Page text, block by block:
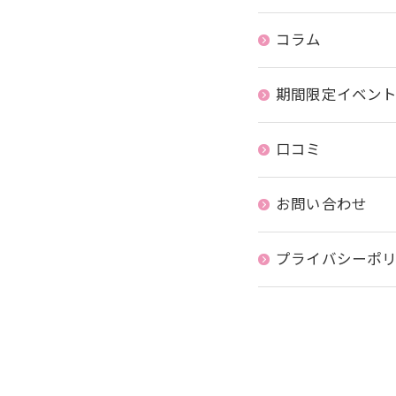
コラム
期間限定イベン
口コミ
お問い合わせ
プライバシーポ